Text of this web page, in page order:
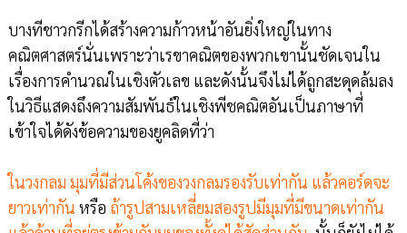
บางทีชาวกรีกได้สร้างความก้าวหน้าอันยิ่งใหญ่ในทาง
คณิตศาสตร์นั่นเพราะว่าเรขาคณิตของพวกเขานั้นชัดเจนใน
เรื่องการคำนวณในเชิงตัวเลข และดังนั้นจึงไม่ได้ถูกสะดุดล้มลง
ในวิธีแสดงถึงความสัมพันธ์ในเชิงพีชคณิตอันเป็นภาษาที่
เข้าใจได้ดังข้อความของยูคลิดที่ว่า
ในวงกลม มุมที่มีส่วนโค้งของวงกลมรองรับเท่ากัน แล้วคอร์ดจะ
ยาวเท่ากัน หรือ ถ้ารูปสามเหลี่ยมสองรูปมีมุมที่มีขนาดเท่ากัน